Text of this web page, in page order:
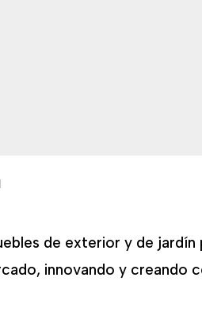
de exterior y de jardín
innovando y creando